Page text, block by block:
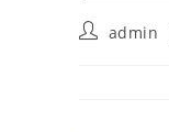
admin